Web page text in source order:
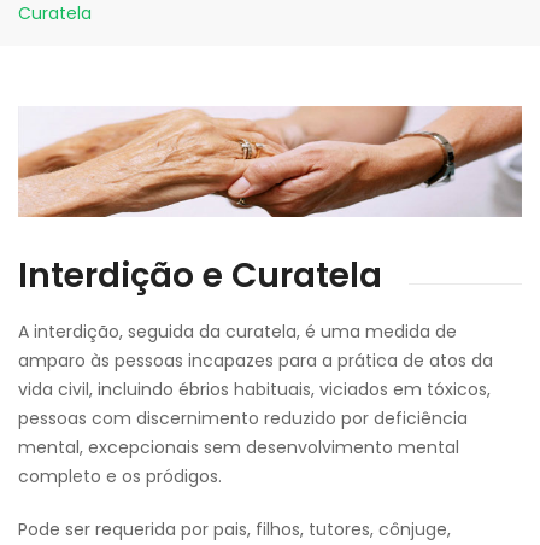
Curatela
Interdição e Curatela
A interdição, seguida da curatela, é uma medida de
amparo às pessoas incapazes para a prática de atos da
vida civil, incluindo ébrios habituais, viciados em tóxicos,
pessoas com discernimento reduzido por deficiência
mental, excepcionais sem desenvolvimento mental
completo e os pródigos.
Pode ser requerida por pais, filhos, tutores, cônjuge,